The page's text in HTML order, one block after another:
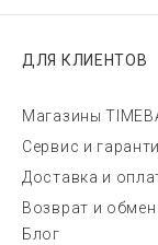
ДЛЯ КЛИЕНТОВ
Магазины
Сервис и
Доставка и
Возврат и обмен
Блог